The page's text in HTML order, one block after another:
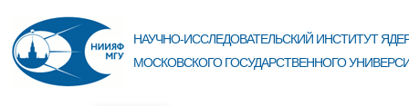
НАУЧНО-ИССЛЕДОВАТЕЛЬСКИЙ ИНСТИТУТ
МОСКОВСКОГО ГОСУДАРСТВЕННОГО